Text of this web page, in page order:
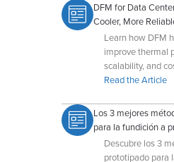
DFM for Data
Cooler, More
Learn how DFM
improve thermal
scalability, and
early
Read the Article
Los 3 mejores
para la fundición a
Descubre los 3
prototipado para